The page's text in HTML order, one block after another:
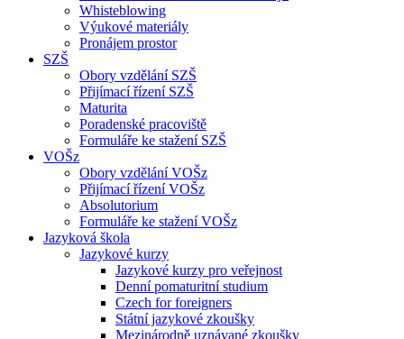
Whisteblowing
Výukové materiály
Pronájem prostor
SZŠ
Obory vzdělání SZŠ
Přijímací řízení SZŠ
Maturita
Poradenské pracoviště
Formuláře ke stažení SZŠ
VOŠz
Obory vzdělání VOŠz
Přijímací řízení VOŠz
Absolutorium
Formuláře ke stažení VOŠz
Jazyková škola
Jazykové kurzy
Jazykové kurzy pro veřejnost
Denní pomaturitní studium
Czech for foreigners
Státní jazykové zkoušky
Mezinárodně uznávané zkoušky